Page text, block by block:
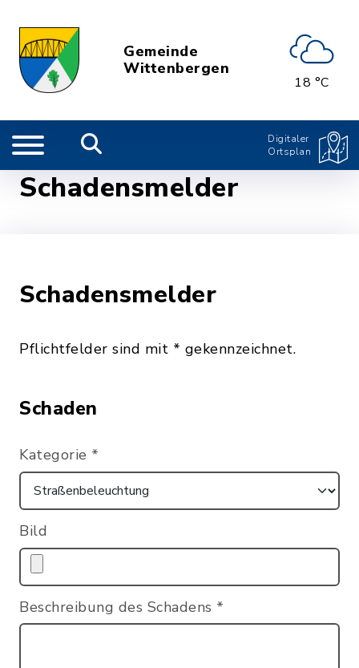
Gemeinde
Wittenbergen
18 °C
Digitaler
Ortsplan
Schadensmelder
Schadensmelder
Pflichtfelder sind mit * gekennzeichnet.
Schaden
Kategorie *
Bild
Beschreibung des Schadens *